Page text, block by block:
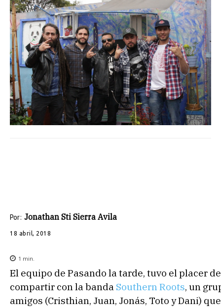
Por: Jonathan Sti Sierra Avila
18 abril, 2018
1 min.
El equipo de Pasando la tarde, tuvo el placer de
compartir con la banda Southern Roots, un
amigos (Cristhian, Juan, Jonás, Toto y Dani) que